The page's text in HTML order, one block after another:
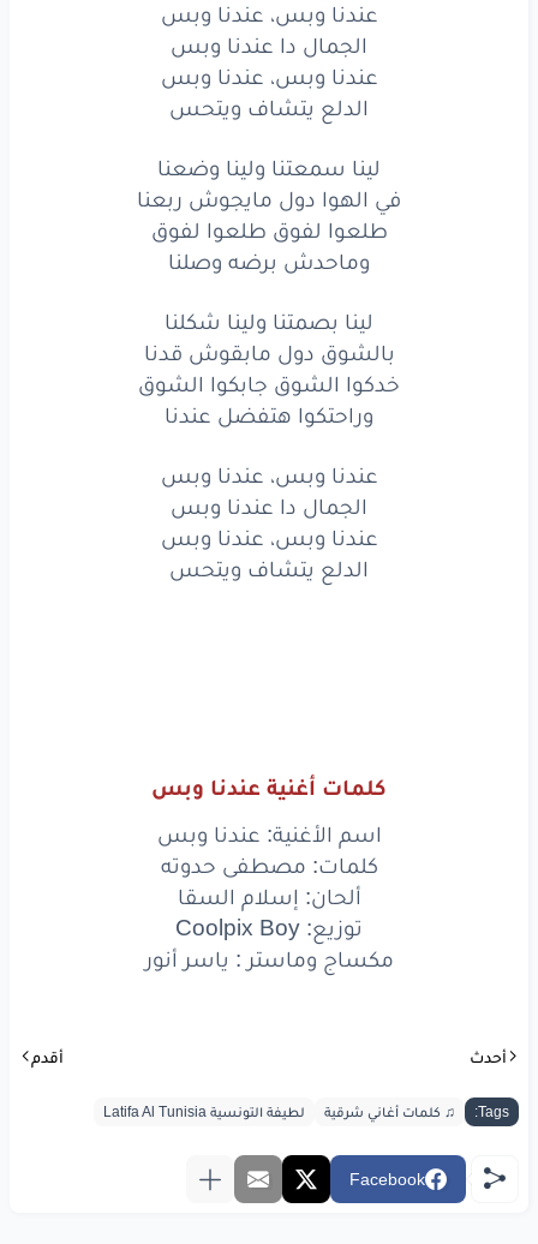
الدلعيتشافويتحس
عندناوبس،عندناوبس
الجمالدا عندنا
وبس
عندنا وبس،عندناوبس
الدلعيتشافويتحس
الهوادول مايجوش
طلعوا لفوقطلعوالفوق
بصمتناوليناشكلنا
بالشوقدول مابقوش
وبس،
الدلعيتشافويتحس
عندناوبس، عندناوبس
الجمالداعندناوبس
www.lyrics-arabic.com
عندنا وبس، عندنا وبس
الجمال دا عندنا وبس
عندنا وبس، عندنا وبس
الدلع يتشاف ويتحس
لينا سمعتنا ولينا وضعنا
في الهوا دول مايجوش ربعنا
طلعوا لفوق طلعوا لفوق
وماحدش برضه وصلنا
لينا بصمتنا ولينا شكلنا
بالشوق دول مابقوش قدنا
خدكوا الشوق جابكوا الشوق
وراحتكوا هتفضل عندنا
عندنا وبس، عندنا وبس
الجمال دا عندنا وبس
عندنا وبس، عندنا وبس
الدلع يتشاف ويتحس
كلمات أغنية عندنا وبس
اسم الأغنية: عندنا وبس
كلمات: مصطفى حدوته
ألحان: إسلام السقا
توزيع: Coolpix Boy
مكساج وماستر : ياسر أنور
أحدث أقدم
Tags: ♫ كلمات أغاني شرقية لطيفة التونسية Latifa Al Tunisia
Facebook